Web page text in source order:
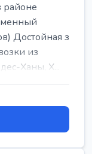
районе
Достойная з
из
Ханы, Х...